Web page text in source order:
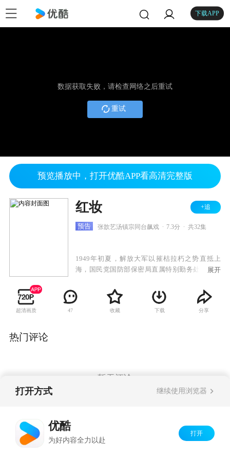
下载APP
数据获取失败，请检查网络之后重试
重试
预览播放中，打开优酷APP看高清完整版
红妆 +追
预告 张歆艺汤镇宗同台飙戏 7.3分 共32集
1949年初夏，解放大军以摧枯拉朽之势直抵上
海，国民党国防部保密局直属特别勤务处少校参
机时意想不到的情况发生了——沈荷临产。这一
突发事件把沈荷留在了上海，邓家骥只身一人去
了台湾。两人都是长期潜伏在敌人中间的中共地
展开
超清画质 47 收藏 下载 分享
热门评论
暂无评论
打开方式 继续使用浏览器
优酷
为好内容全力以赴
打开